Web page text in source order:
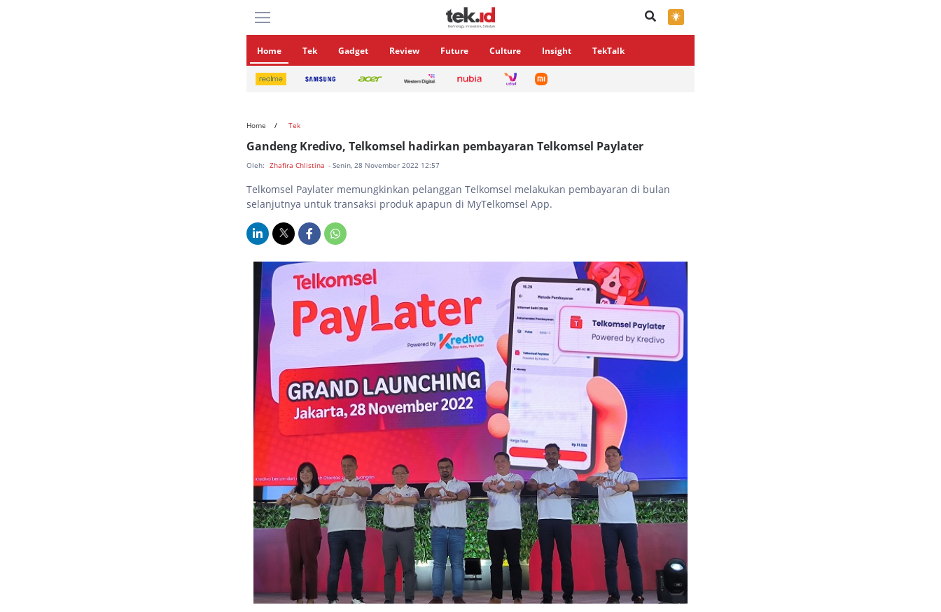
×
Home Tek Gadget Review Future Culture Insight TekTalk
Home Tek
Gandeng Kredivo, Telkomsel hadirkan pembayaran Telkomsel Paylater
Oleh: Zhafira Chlistina - Senin, 28 November 2022 12:57
Telkomsel Paylater memungkinkan pelanggan Telkomsel melakukan pembayaran di bulan
selanjutnya untuk transaksi produk apapun di MyTelkomsel App.